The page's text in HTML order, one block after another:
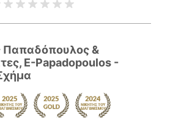
Παπαδόπουλος &
E-Papadopoulos -